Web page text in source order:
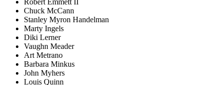
Robert Emmett II
Chuck McCann
Stanley Myron Handelman
Marty Ingels
Diki Lerner
Vaughn Meader
Art Metrano
Barbara Minkus
John Myhers
Louis Quinn